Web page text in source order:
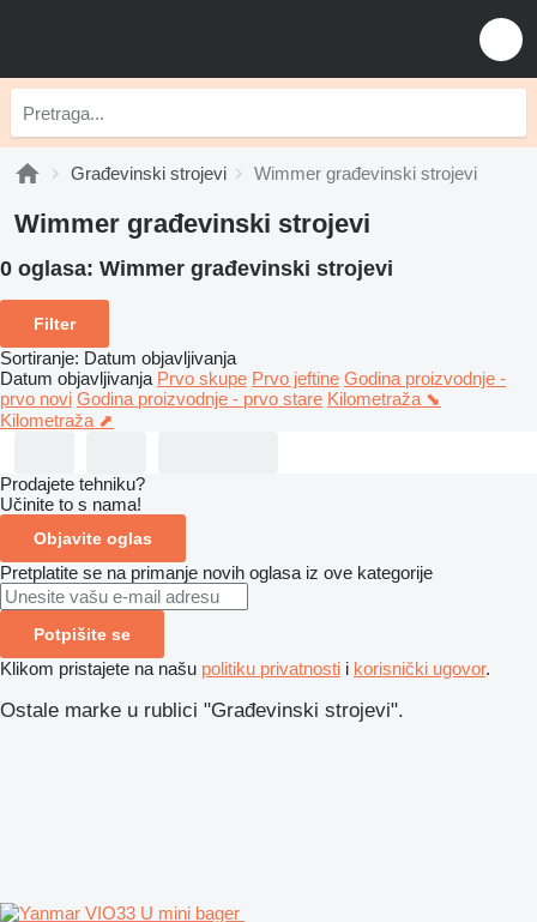
Građevinski strojevi Wimmer građevinski strojevi
Wimmer građevinski strojevi
0 oglasa: Wimmer građevinski strojevi
Filter
Sortiranje: Datum objavljivanja
Datum objavljivanja Prvo skupe Prvo jeftine Godina proizvodnje -
prvo novi Godina proizvodnje - prvo stare Kilometraža ⬊
Kilometraža ⬈
Prodajete tehniku?
Učinite to s nama!
Objavite oglas
Pretplatite se na primanje novih oglasa iz ove kategorije
Potpišite se
Klikom pristajete na našu politiku privatnosti i korisnički ugovor.
Ostale marke u rublici "Građevinski strojevi".